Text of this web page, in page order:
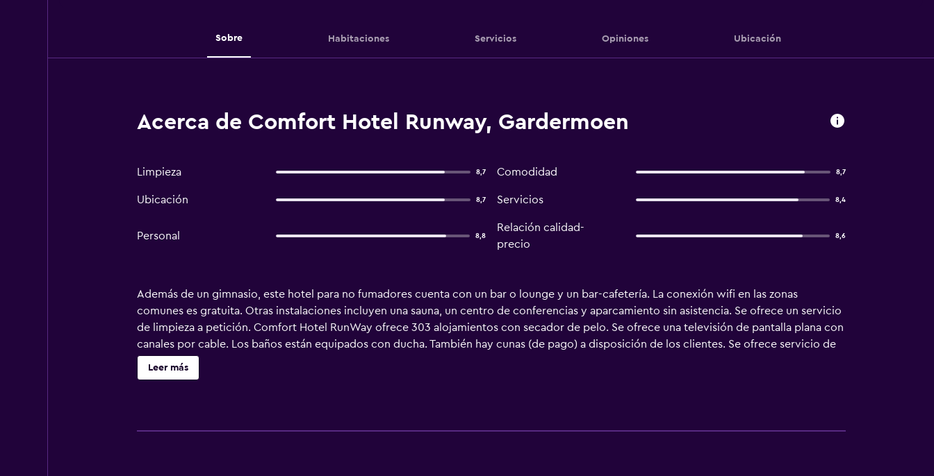
Sobre Habitaciones Servicios Opiniones Ubicación
Acerca de Comfort Hotel Runway, Gardermoen
Limpieza 8,7 Comodidad 8,7
Ubicación 8,7 Servicios 8,4
Personal 8,8
Relación calidad-
precio
8,6
Además de un gimnasio, este hotel para no fumadores cuenta con un bar o lounge y un bar-cafetería. La conexión wifi en las zonas
comunes es gratuita. Otras instalaciones incluyen una sauna, un centro de conferencias y aparcamiento sin asistencia. Se ofrece un servicio
de limpieza a petición. Comfort Hotel RunWay ofrece 303 alojamientos con secador de pelo. Se ofrece una televisión de pantalla plana con
canales por cable. Los baños están equipados con ducha. También hay cunas (de pago) a disposición de los clientes. Se ofrece servicio de
limpieza a petición. Los servicios de ocio y esparcimiento en este hotel incluyen sauna y gimnasio. Se pueden practicar las actividades de
ocio y esparcimiento que se indican más abajo en las instalaciones o cerca del alojamiento (es posible que se aplique un recargo).
Leer más